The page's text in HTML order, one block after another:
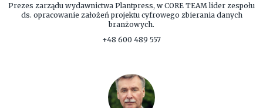
Prezes zarządu wydawnictwa Plantpress, w CORE TEAM lider zespołu
ds. opracowanie założeń projektu cyfrowego zbierania danych
branżowych.
+48 600 489 557